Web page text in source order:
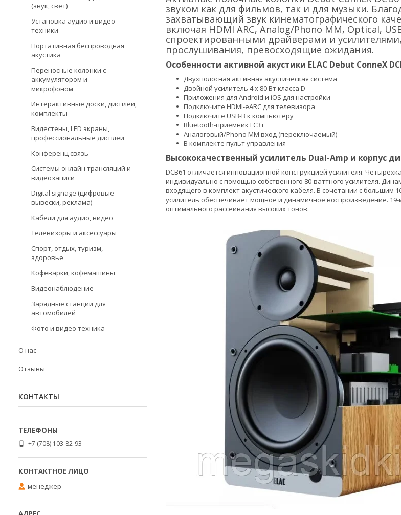
звуком как для фильмов, так и для музыки.
захватывающий звук кинематографического
включая HDMI ARC, Analog/Phono MM, Optical,
спроектированными драйверами и
прослушивания, превосходящие ожидания.
Особенности активной акустики ELAC Debut ConneX
Двухполосная активная акустическая система
Двойной усилитель 4 x 80 Вт класса D
Приложения для Android и iOS для настройки
Подключите HDMI-eARC для телевизора
Подключите USB-B к компьютеру
Bluetooth-приемник LC3+
Аналоговый/Phono MM вход (переключаемый)
В комплекте пульт управления
Высококачественный усилитель Dual-Amp и корпус
DCB61 отличается инновационной конструкцией усилителя.
индивидуально с помощью собственного 80-ваттного усилителя.
входящего в комплект акустического кабеля. В сочетании с
усилитель обеспечивает мощное и динамичное воспроизведение.
оптимального рассеивания высоких тонов.
(звук, свет)
Установка аудио и видео
техники
Портативная беспроводная
акустика
Переносные колонки с
аккумулятором и
микрофоном
Интерактивные доски, дисплеи,
комплекты
Видестены, LED экраны,
профессиональные дисплеи
Конференц связь
Системы онлайн трансляций и
видеозаписи
Digital signage (цифровые
вывески, реклама)
Кабели для аудио, видео
Телевизоры и аксессуары
Спорт, отдых, туризм,
здоровье
Кофеварки, кофемашины
Видеонаблюдение
Зарядные станции для
автомобилей
Фото и видео техника
О нас
Отзывы
КОНТАКТЫ
+7 (708) 103-82-93
менеджер